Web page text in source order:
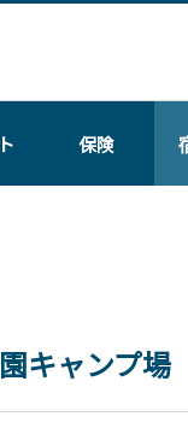
保険
キャンプ場